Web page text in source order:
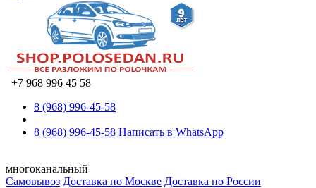
+7 968 996 45 58
8 (968) 996-45-58
8 (968) 996-45-58 Написать в WhatsApp
многоканальный
Самовывоз Доставка по Москве Доставка по России